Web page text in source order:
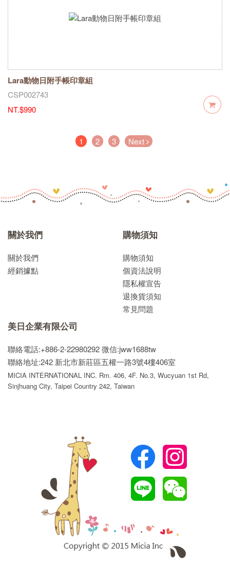
Lara動物日附手帳印章組
CSP002743
NT.$990
1 (current)
2 3 Next
關於我們
關於我們
經銷據點
購物須知
購物須知
個資法說明
隱私權宣告
退換貨須知
常見問題
美日企業有限公司
聯絡電話:+886-2-22980292微信:jww1688tw
聯絡地址:242 新北市新莊區五權一路3號4樓406室
MICIA INTERNATIONAL INC. Rm. 406, 4F. No.3, Wucyuan 1st Rd,
Sinjhuang City, Taipei Country 242, Taiwan